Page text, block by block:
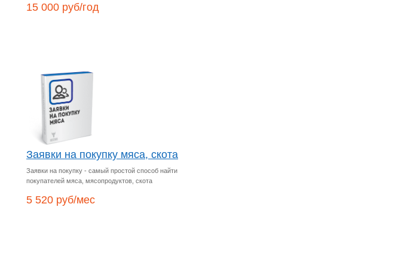
15 000 руб/год
Заявки на покупку мяса, скота
Заявки на покупку - самый простой способ найти
покупателей мяса, мясопродуктов, скота
5 520 руб/мес